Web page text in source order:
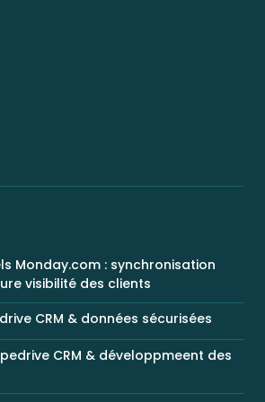
Monday.com : synchronisation
visibilité des clients
CRM & données sécurisées
CRM & développmeent des